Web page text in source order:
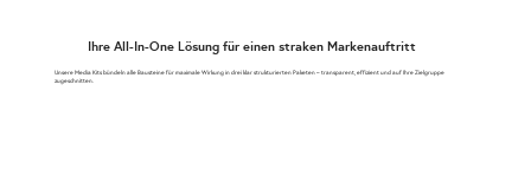
Ihre All-In-One Lösung für einen straken Markenauftritt
Unsere Media Kits bündeln alle Bausteine für maximale Wirkung in drei klar strukturierten Paketen – transparent, effizient und auf Ihre Zielgruppe
zugeschnitten.